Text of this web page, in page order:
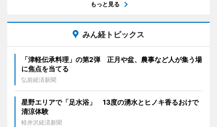
もっと見る
みん経トピックス
「津軽伝承料理」の第2弾 正月や盆、農事など人が集う場
に焦点を当てる
弘前経済新聞
星野エリアで「足水浴」 13度の湧水とヒノキ香るおけで
清涼体験
軽井沢経済新聞